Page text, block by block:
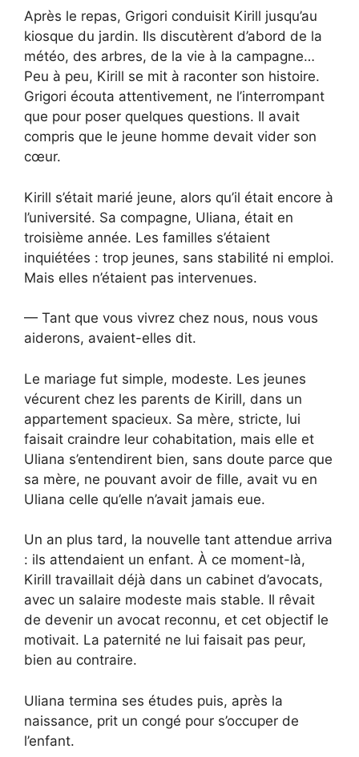
Après le repas, Grigori conduisit Kirill jusqu’au
kiosque du jardin. Ils discutèrent d’abord de la
météo, des arbres, de la vie à la campagne…
Peu à peu, Kirill se mit à raconter son histoire.
Grigori écouta attentivement, ne l’interrompant
que pour poser quelques questions. Il avait
compris que le jeune homme devait vider son
cœur.
Kirill s’était marié jeune, alors qu’il était encore à
l’université. Sa compagne, Uliana, était en
troisième année. Les familles s’étaient
inquiétées : trop jeunes, sans stabilité ni emploi.
Mais elles n’étaient pas intervenues.
— Tant que vous vivrez chez nous, nous vous
aiderons, avaient-elles dit.
Le mariage fut simple, modeste. Les jeunes
vécurent chez les parents de Kirill, dans un
appartement spacieux. Sa mère, stricte, lui
faisait craindre leur cohabitation, mais elle et
Uliana s’entendirent bien, sans doute parce que
sa mère, ne pouvant avoir de fille, avait vu en
Uliana celle qu’elle n’avait jamais eue.
Un an plus tard, la nouvelle tant attendue arriva
: ils attendaient un enfant. À ce moment-là,
Kirill travaillait déjà dans un cabinet d’avocats,
avec un salaire modeste mais stable. Il rêvait
de devenir un avocat reconnu, et cet objectif le
motivait. La paternité ne lui faisait pas peur,
bien au contraire.
Uliana termina ses études puis, après la
naissance, prit un congé pour s’occuper de
l’enfant.